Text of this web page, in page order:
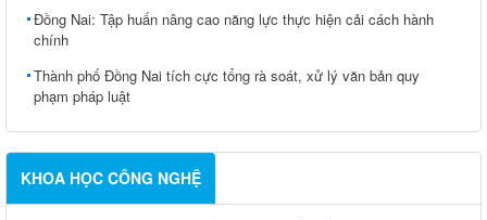
Đồng Nai: Tập huấn nâng cao năng lực thực hiện cải cách hành
chính
Thành phố Đồng Nai tích cực tổng rà soát, xử lý văn bản quy
phạm pháp luật
KHOA HỌC CÔNG NGHỆ